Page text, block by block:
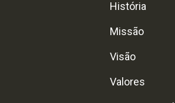
História
Missão
Visão
Valores